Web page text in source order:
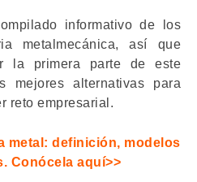
informativo de los
metalmecánica, así que
la primera parte de este
mejores alternativas para
reto empresarial.
metal: definición, modelos
Conócela aquí>>